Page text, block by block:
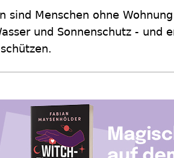
sind Menschen ohne
und Sonnenschutz - und